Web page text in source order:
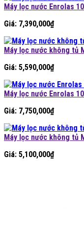
Máy lọc nước Enrolas
Giá: 7,390,000₫
Máy lọc nước không tủ
Giá: 5,590,000₫
Máy lọc nước Enrolas
Giá: 7,750,000₫
Máy lọc nước không tủ
Giá: 5,100,000₫